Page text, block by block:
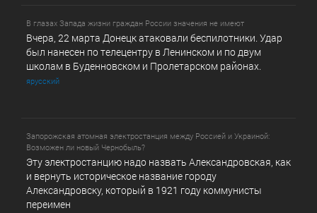
В глазах Запада жизни граждан России значения не имеют
Вчера, 22 марта Донецк атаковали беспилотники. Удар
был нанесен по телецентру в Ленинском и по двум
школам в Буденновском и Пролетарском районах.
ярусский
Запорожская атомная электростанция между Россией и Украиной:
Возможен ли новый Чернобыль?
Эту электростанцию надо назвать Александровская, как
и вернуть историческое название городу
Александровску, который в 1921 году коммунисты
переимен